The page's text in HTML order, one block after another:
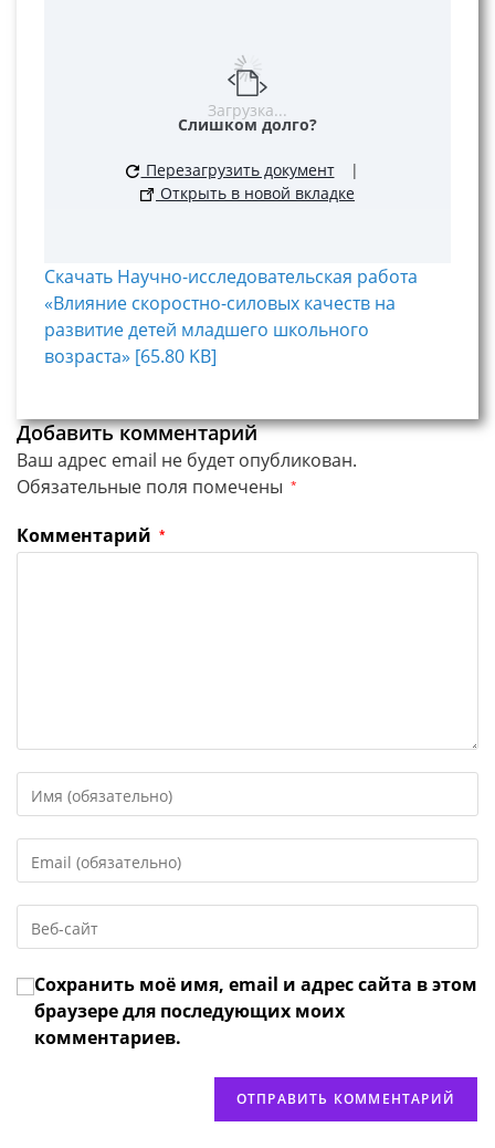
Загрузка...
Слишком долго?
Перезагрузить документ
|
Открыть в новой вкладке
Скачать Научно-исследовательская работа
«Влияние скоростно-силовых качеств на
развитие детей младшего школьного
возраста» [65.80 KB]
Добавить комментарий
Ваш адрес email не будет опубликован.
Обязательные поля помечены *
Комментарий *
свое
или
имя
чтобы
прокомментировать
свой
адрес,
чтобы
URL
веб-
сайта
(необязательно)
Сохранить моё имя, email и адрес сайта в этом
браузере для последующих моих
комментариев.